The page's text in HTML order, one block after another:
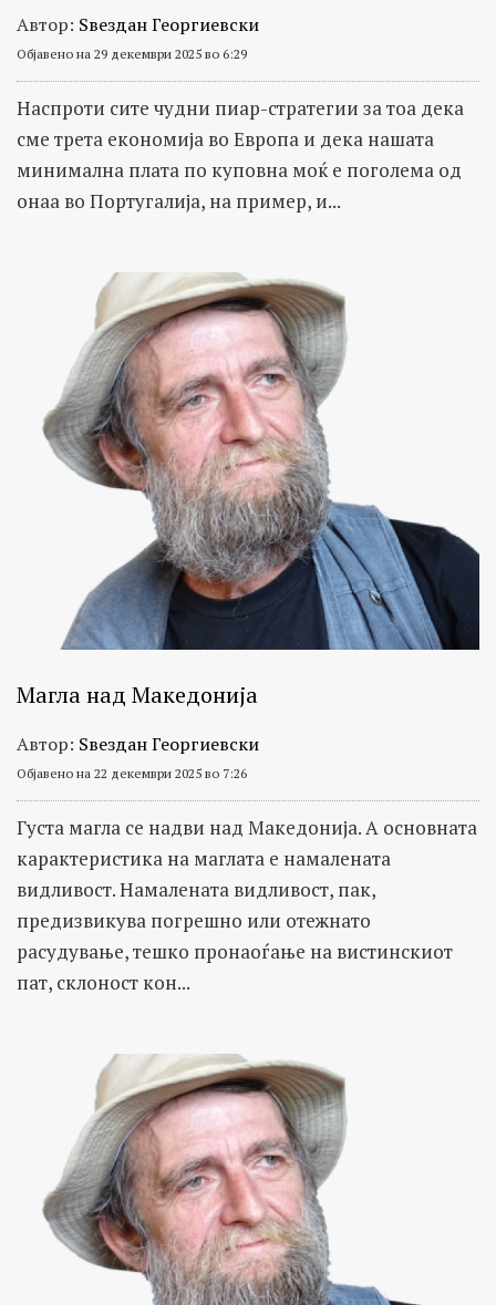
Автор: Ѕвездан Георгиевски
Објавено на 29 декември 2025 во 6:29
Наспроти сите чудни пиар-стратегии за тоа дека
сме трета економија во Европа и дека нашата
минимална плата по куповна моќ е поголема од
онаа во Португалија, на пример, и...
Магла над Македонија
Автор: Ѕвездан Георгиевски
Објавено на 22 декември 2025 во 7:26
Густа магла се надви над Македонија. A основната
карактеристика на маглата е намалената
видливост. Намалената видливост, пак,
предизвикува погрешно или отежнато
расудување, тешко пронаоѓање на вистинскиот
пат, склоност кон...